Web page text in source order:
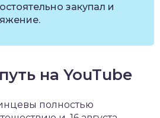
закупал и
на YouTube
полностью